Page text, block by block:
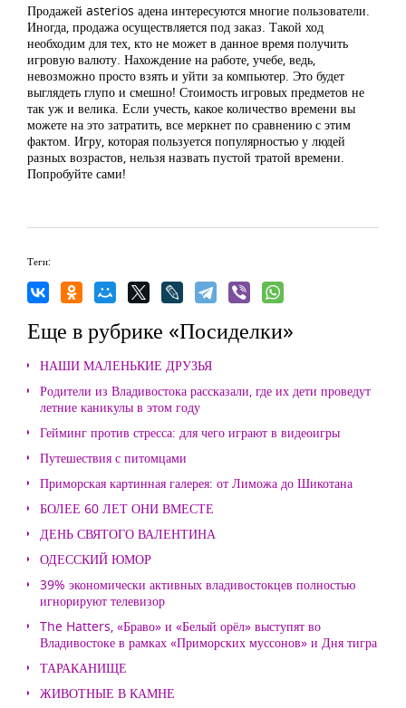
Продажей asterios адена интересуются многие пользователи.
Иногда, продажа осуществляется под заказ. Такой ход
необходим для тех, кто не может в данное время получить
игровую валюту. Нахождение на работе, учебе, ведь,
невозможно просто взять и уйти за компьютер. Это будет
выглядеть глупо и смешно! Стоимость игровых предметов не
так уж и велика. Если учесть, какое количество времени вы
можете на это затратить, все меркнет по сравнению с этим
фактом. Игру, которая пользуется популярностью у людей
разных возрастов, нельзя назвать пустой тратой времени.
Попробуйте сами!
Теги:
Еще в рубрике «Посиделки»
НАШИ МАЛЕНЬКИЕ ДРУЗЬЯ
Родители из Владивостока рассказали, где их дети проведут
летние каникулы в этом году
Гейминг против стресса: для чего играют в видеоигры
Путешествия с питомцами
Приморская картинная галерея: от Лиможа до Шикотана
БОЛЕЕ 60 ЛЕТ ОНИ ВМЕСТЕ
ДЕНЬ СВЯТОГО ВАЛЕНТИНА
ОДЕССКИЙ ЮМОР
39% экономически активных владивостокцев полностью
игнорируют телевизор
The Hatters, «Браво» и «Белый орёл» выступят во
Владивостоке в рамках «Приморских муссонов» и Дня тигра
ТАРАКАНИЩЕ
ЖИВОТНЫЕ В КАМНЕ